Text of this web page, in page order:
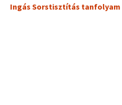
Ingás Sorstisztítás tanfolyam